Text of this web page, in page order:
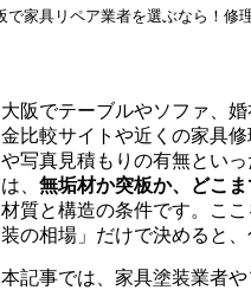
で家具リペア業者を選ぶなら！修
大阪でテーブルやソファ、
金比較サイトや近くの家具
や写真見積もりの有無とい
は、 無垢材か突板か、どこ
材質と構造の条件です。こ
装の相場」だけで決めると
本記事では、家具塗装業者